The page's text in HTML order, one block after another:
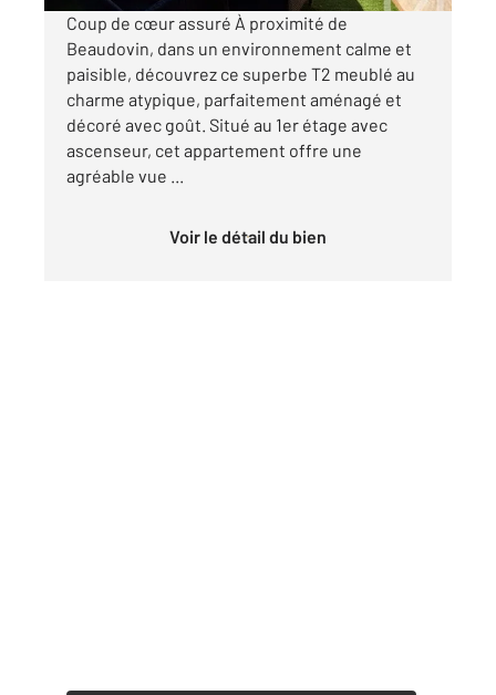
Coup de cœur assuré À proximité de
Beaudovin, dans un environnement calme et
paisible, découvrez ce superbe T2 meublé au
charme atypique, parfaitement aménagé et
décoré avec goût. Situé au 1er étage avec
ascenseur, cet appartement offre une
agréable vue ...
Voir le détail du bien